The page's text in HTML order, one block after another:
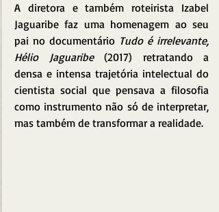
A diretora e também roteirista Izabel
Jaguaribe faz uma homenagem ao seu
pai no documentário Tudo é irrelevante,
Hélio Jaguaribe (2017) retratando a
densa e intensa trajetória intelectual do
cientista social que pensava a filosofia
como instrumento não só de interpretar,
mas também de transformar a realidade.